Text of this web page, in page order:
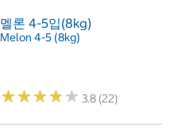
멜론 4-5입(8kg)
Melon 4-5 (8kg)
★★★★★
★★★★★ 3.8 (22)